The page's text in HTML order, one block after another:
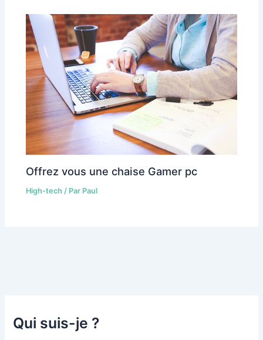
Offrez vous une chaise Gamer pc
High-tech / Par Paul
Qui suis-je ?